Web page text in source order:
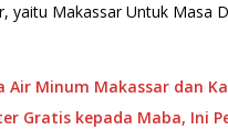
yaitu Makassar Untuk Masa
Air Minum Makassar dan
Gratis kepada Maba, Ini